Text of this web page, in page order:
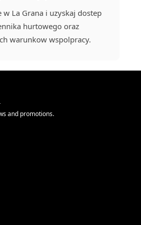
w La Grana i uzyskaj dostep
hurtowego oraz
warunkow wspolpracy.
and promotions.